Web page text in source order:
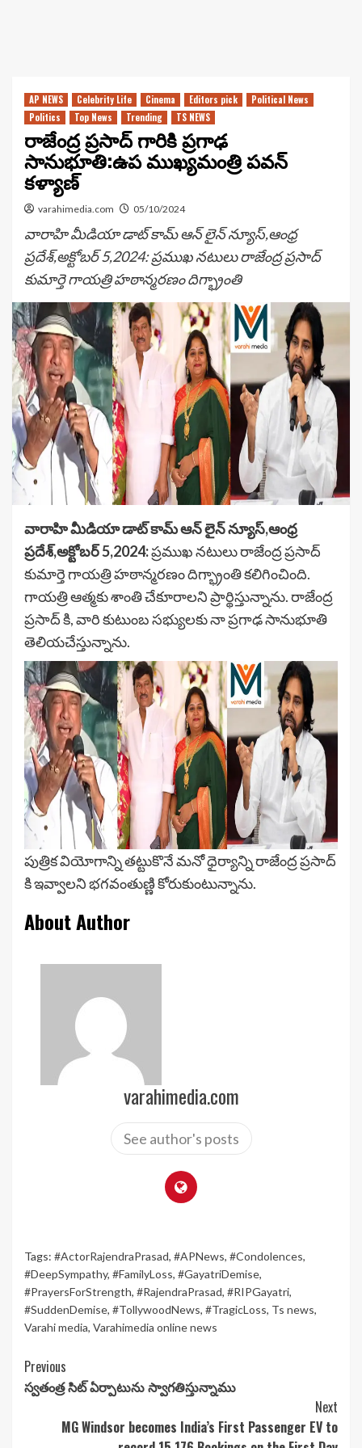
AP NEWS Celebrity Life Cinema Editors pick
Political News
Politics
Top News Trending TS NEWS
రాజేంద్ర ప్రసాద్ గారికి ప్రగాఢ
సానుభూతి:ఉప ముఖ్యమంత్రి పవన్
కళ్యాణ్
varahimedia.com 05/10/2024
వారాహి మీడియా డాట్ కామ్ ఆన్ లైన్ న్యూస్,ఆంధ్ర
ప్రదేశ్,అక్టోబర్ 5,2024: ప్రముఖ నటులు రాజేంద్ర ప్రసాద్
కుమార్తె గాయత్రి హఠాన్మరణం దిగ్భ్రాంతి
వారాహి మీడియాడాట్ కామ్ ఆన్ లైన్ న్యూస్,ఆంధ్ర
ప్రదేశ్,అక్టోబర్ 5,2024:ప్రముఖ నటులు రాజేంద్ర ప్రసాద్
కుమార్తె గాయత్రి హఠాన్మరణం దిగ్భ్రాంతి కలిగించింది.
గాయత్రి ఆత్మకు శాంతి చేకూరాలని ప్రార్థిస్తున్నాను. రాజేంద్ర
ప్రసాద్ కి, వారి కుటుంబ సభ్యులకు నా ప్రగాఢ సానుభూతి
తెలియచేస్తున్నాను.
పుత్రిక వియోగాన్ని తట్టుకొనే మనో ధైర్యాన్ని రాజేంద్ర ప్రసాద్
కి ఇవ్వాలని భగవంతుణ్ణి కోరుకుంటున్నాను.
About Author
varahimedia.com
See author's posts
Tags: #ActorRajendraPrasad, #APNews, #Condolences,
#DeepSympathy, #FamilyLoss, #GayatriDemise,
#PrayersForStrength, #RajendraPrasad, #RIPGayatri,
#SuddenDemise, #TollywoodNews, #TragicLoss, Ts news,
Varahi media, Varahimedia online news
Continue
Reading
Previous
స్వతంత్ర సిట్ ఏర్పాటును స్వాగతిస్తున్నాము
Next
MG Windsor becomes India’s First Passenger EV to